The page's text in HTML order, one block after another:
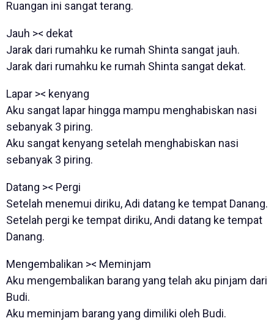
Ruangan ini sangat terang.
Jauh >< dekat
Jarak dari rumahku ke rumah Shinta sangat jauh.
Jarak dari rumahku ke rumah Shinta sangat dekat.
Lapar >< kenyang
Aku sangat lapar hingga mampu menghabiskan nasi
sebanyak 3 piring.
Aku sangat kenyang setelah menghabiskan nasi
sebanyak 3 piring.
Datang >< Pergi
Setelah menemui diriku, Adi datang ke tempat Danang.
Setelah pergi ke tempat diriku, Andi datang ke tempat
Danang.
Mengembalikan >< Meminjam
Aku mengembalikan barang yang telah aku pinjam dari
Budi.
Aku meminjam barang yang dimiliki oleh Budi.